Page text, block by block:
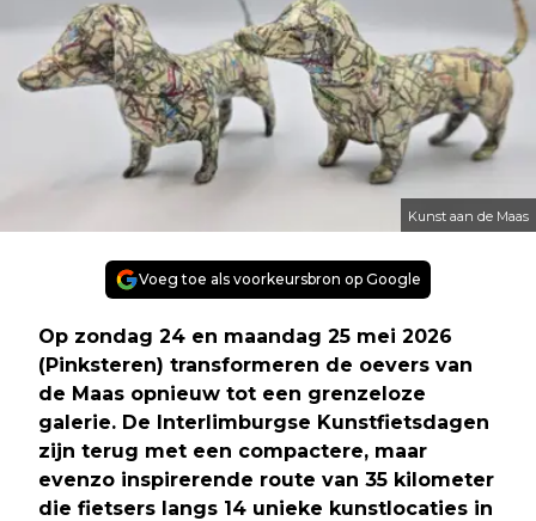
Kunst aan de Maas
Voeg toe als voorkeursbron op Google
Op zondag 24 en maandag 25 mei 2026
(Pinksteren) transformeren de oevers van
de Maas opnieuw tot een grenzeloze
galerie. De Interlimburgse Kunstfietsdagen
zijn terug met een compactere, maar
evenzo inspirerende route van 35 kilometer
die fietsers langs 14 unieke kunstlocaties in